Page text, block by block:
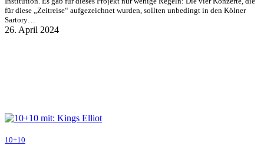
für diese „Zeitreise“ aufgezeichnet wurden, sollten unbedingt in den Kölner
Sartory…
26. April 2024
10+10